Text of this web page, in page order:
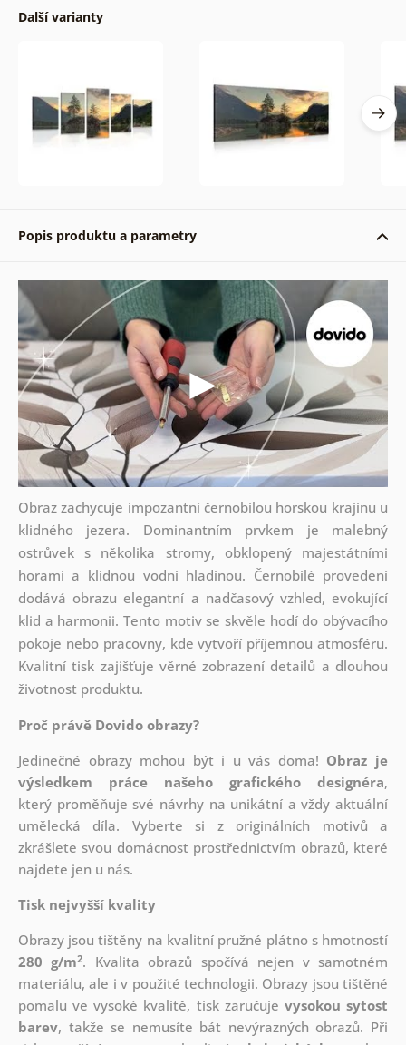
Další varianty
Popis produktu a parametry
Obraz zachycuje impozantní černobílou horskou krajinu u
klidného jezera. Dominantním prvkem je malebný
ostrůvek s několika stromy, obklopený majestátními
horami a klidnou vodní hladinou. Černobílé provedení
dodává obrazu elegantní a nadčasový vzhled, evokující
klid a harmonii. Tento motiv se skvěle hodí do obývacího
pokoje nebo pracovny, kde vytvoří příjemnou atmosféru.
Kvalitní tisk zajišťuje věrné zobrazení detailů a dlouhou
životnost produktu.
Proč právě Dovido obrazy?
Jedinečné obrazy mohou být i u vás doma! Obraz je
výsledkem práce našeho grafického designéra,
který proměňuje své návrhy na unikátní a vždy aktuální
umělecká díla. Vyberte si z originálních motivů a
zkrášlete svou domácnost prostřednictvím obrazů, které
najdete jen u nás.
Tisk nejvyšší kvality
Obrazy jsou tištěny na kvalitní pružné plátno s hmotností
280 g/m2. Kvalita obrazů spočívá nejen v samotném
materiálu, ale i v použité technologii. Obrazy jsou tištěné
pomalu ve vysoké kvalitě, tisk zaručuje vysokou sytost
barev, takže se nemusíte bát nevýrazných obrazů. Při